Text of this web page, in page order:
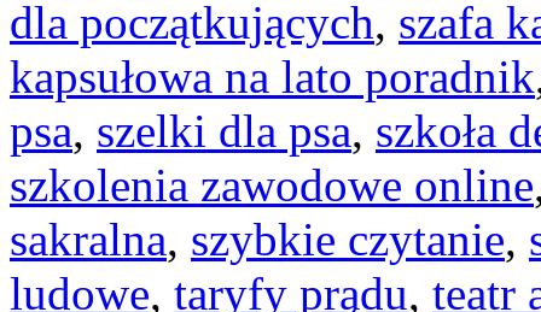
dla początkujących, szafa
kapsułowa na lato poradnik
psa, szelki dla psa, szkoła
szkolenia zawodowe online
sakralna, szybkie czytanie,
ludowe, taryfy prądu, teatr